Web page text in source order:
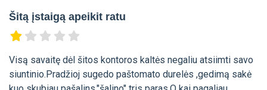
Šitą įstaigą apeikit ratu
Visą savaitę dėl šitos kontoros kaltės negaliu atsiimti savo
siuntinio.Pradžioj sugedo paštomato durelės ,gedimą sakė